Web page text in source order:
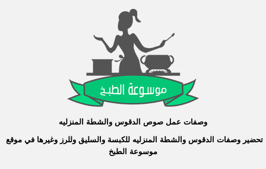
وصفات عمل صوص الدقوس والشطة المنزليه
تحضير وصفات الدقوس والشطة المنزليه للكبسة والسليقوللرز وغيرها في موقع
موسوعة الطبخ